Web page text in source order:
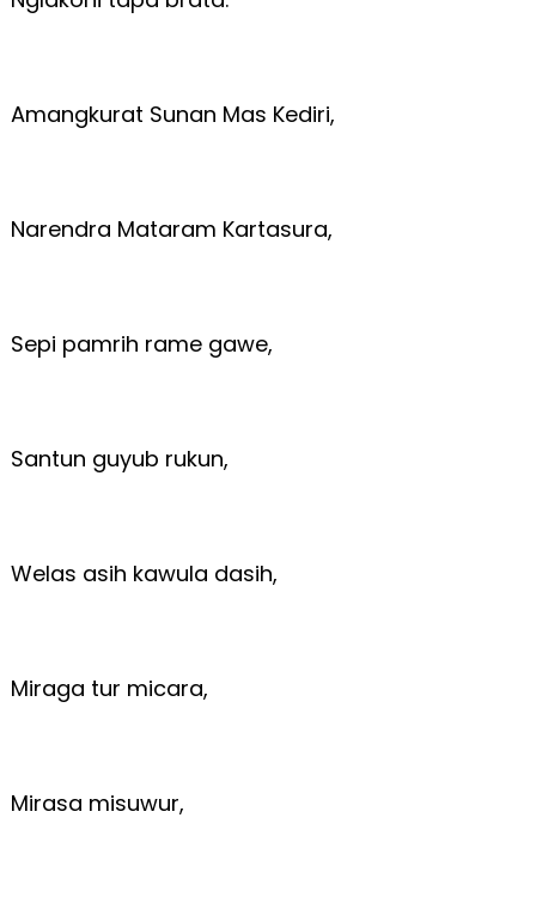
Amangkurat Sunan Mas Kediri,
Narendra Mataram Kartasura,
Sepi pamrih rame gawe,
Santun guyub rukun,
Welas asih kawula dasih,
Miraga tur micara,
Mirasa misuwur,